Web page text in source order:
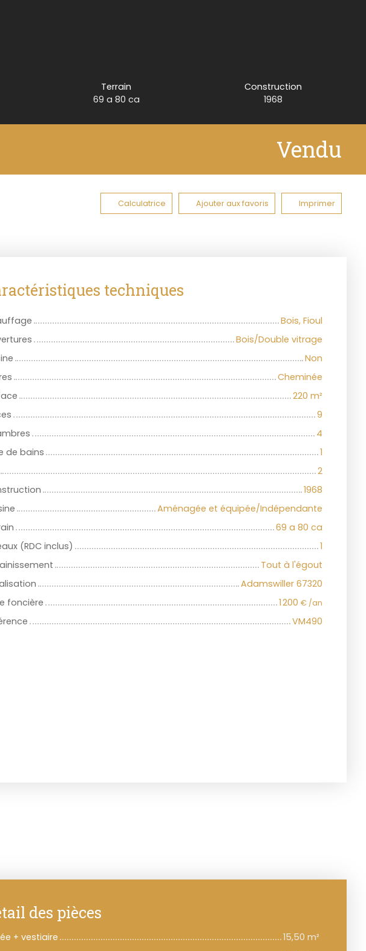
Terrain
69 a 80 ca
Construction
1968
Vendu
Calculatrice Ajouter aux favoris Imprimer
techniques
Bois, Fioul
Bois/Double vitrage
Non
Cheminée
220 m²
9
4
de bains
1
2
1968
Aménagée et équipée/Indépendante
69 a 80 ca
(RDC inclus)
1
Tout à l'égout
Adamswiller 67320
foncière
1 200 € /an
VM490
des pièces
+ vestiaire
15,50 m²